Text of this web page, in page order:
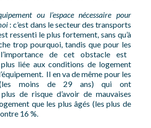
ou l’espace nécessaire pour
: c’est dans le secteur des transports
ressenti le plus fortement, sans qu’à
trop pourquoi, tandis que pour les
de cet obstacle est
liée aux conditions de logement
Il en va de même pour les
moins de 29 ans) qui ont
de risque d’avoir de mauvaises
que les plus âgés (les plus de
16 %.